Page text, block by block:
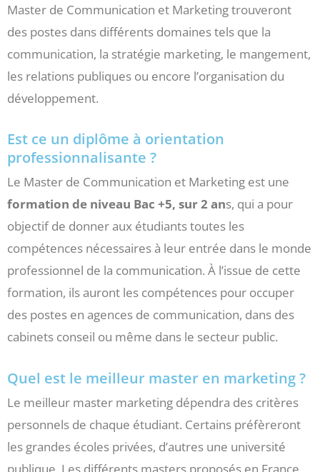
Master de Communication et Marketing trouveront
des postes dans différents domaines tels que la
communication, la stratégie marketing, le mangement,
les relations publiques ou encore l’organisation du
développement.
Est ce un diplôme à orientation
professionnalisante ?
Le Master de Communication et Marketing est une
formation de niveau Bac +5, sur 2 ans, qui a pour
objectif de donner aux étudiants toutes les
compétences nécessaires à leur entrée dans le monde
professionnel de la communication. À l’issue de cette
formation, ils auront les compétences pour occuper
des postes en agences de communication, dans des
cabinets conseil ou même dans le secteur public.
Quel est le meilleur master en marketing ?
Le meilleur master marketing dépendra des critères
personnels de chaque étudiant. Certains préfèreront
les grandes écoles privées, d’autres une université